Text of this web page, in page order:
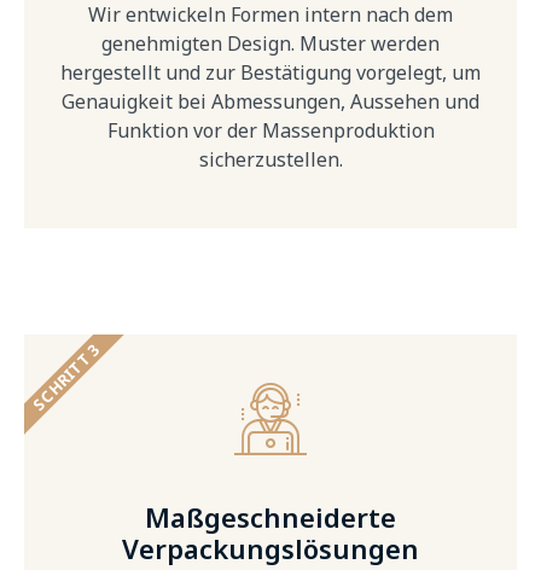
Wir entwickeln Formen intern nach dem
genehmigten Design. Muster werden
hergestellt und zur Bestätigung vorgelegt, um
Genauigkeit bei Abmessungen, Aussehen und
Funktion vor der Massenproduktion
sicherzustellen.
Maßgeschneiderte
Verpackungslösungen
SCHRITT 3